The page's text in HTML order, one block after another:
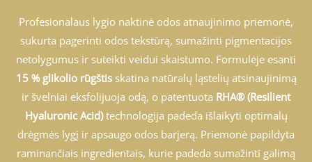
Profesionalaus lygio naktinė odos atnaujinimo priemonė,
sukurta pagerinti odos tekstūrą, sumažinti pigmentacijos
netolygumus ir suteikti veidui skaistumo. Formulėje esanti
15 % glikolio rūgštisskatina natūralų ląstelių atsinaujinimą
ir švelniai eksfolijuoja odą, o patentuota RHA® (Resilient
Hyaluronic Acid)technologija padeda išlaikyti optimalų
drėgmės lygį ir apsaugo odos barjerą. Priemonė papildyta
raminančiais ingredientais, kurie padeda sumažinti galimą